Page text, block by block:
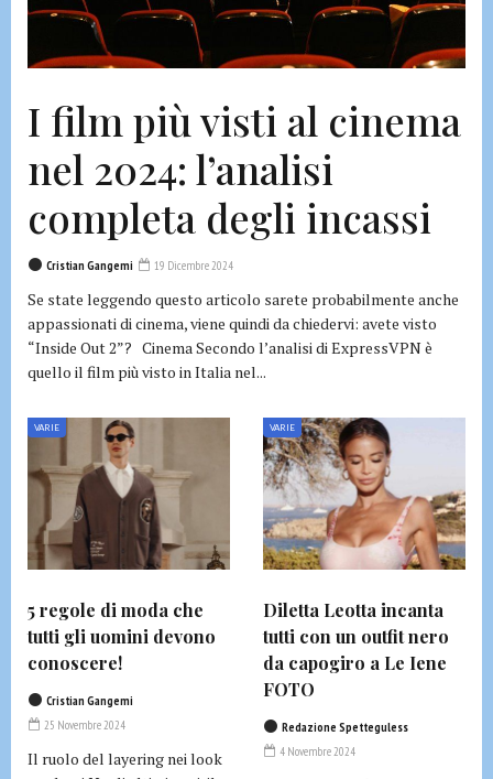
I film più visti al cinema
nel 2024: l’analisi
completa degli incassi
Cristian Gangemi 19 Dicembre 2024
Se state leggendo questo articolo sarete probabilmente anche
appassionati di cinema, viene quindi da chiedervi: avete visto
“Inside Out 2”? Cinema Secondo l’analisi di ExpressVPN è
quello il film più visto in Italia nel...
VARIE
5 regole di moda che
tutti gli uomini devono
conoscere!
Cristian Gangemi
25 Novembre 2024
Il ruolo del layering nei look
VARIE
Diletta Leotta incanta
tutti con un outfit nero
da capogiro a Le Iene
FOTO
Redazione Spetteguless
4 Novembre 2024